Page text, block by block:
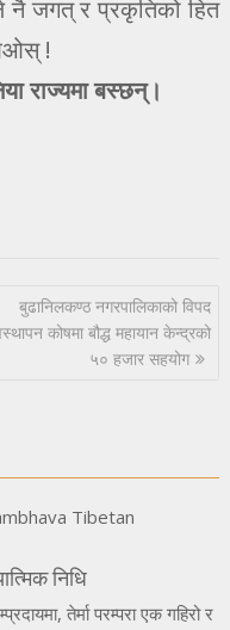
नै जगत् र प्रकृतिको हित
!
राज्यमा बस्छन्।
बुढानिलकण्ठ नगरपालिकाको विपद
कोषमा बौद्ध महायान केन्द्रको
५० हजार सहयोग
निधि
तेर्मा परम्परा एक गहिरो र